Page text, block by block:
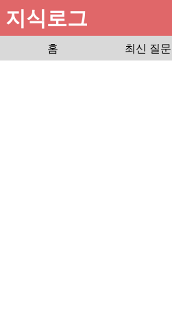
지식로그
홈
최신 질문